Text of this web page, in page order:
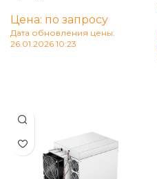
Цена: по запросу
Дата обновления цены:
26.01.2026 10:23